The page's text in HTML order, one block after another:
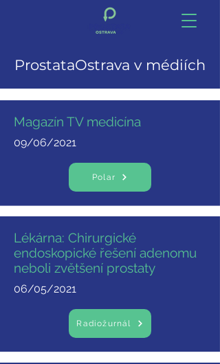
ProstataOstrava v médiích
Magazín TV medicína
09/06/2021
Polar
Lékárna: Chirurgické
endoskopické řešení adenomu
neboli zvětšení prostaty
06/05/2021
Radiožurnál